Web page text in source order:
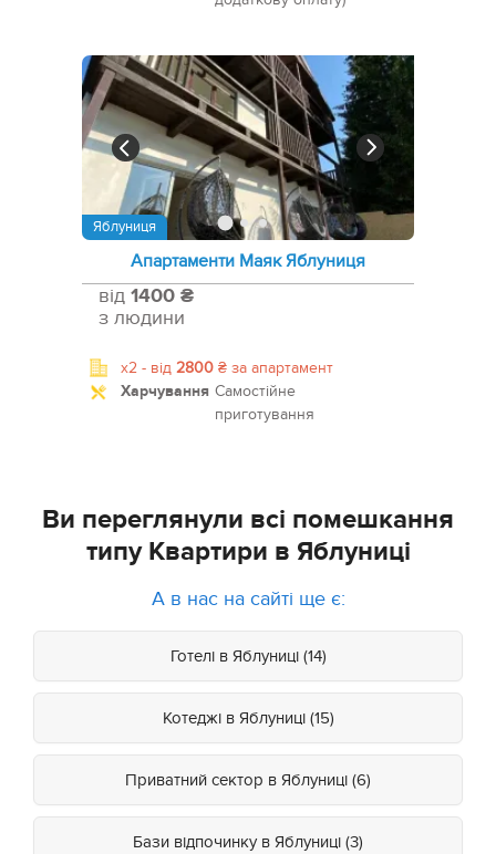
Яблуниця
Апартаменти Маяк Яблуниця
від 1400 ₴
з людини
x2 - від 2800 ₴ за апартамент
Харчування Самостійне
приготування
Ви переглянули всі помешкання
типу Квартири в Яблуниці
А в нас на сайті ще є:
Готелі в Яблуниці (14)
Котеджі в Яблуниці (15)
Приватний сектор в Яблуниці (6)
Бази відпочинку в Яблуниці (3)